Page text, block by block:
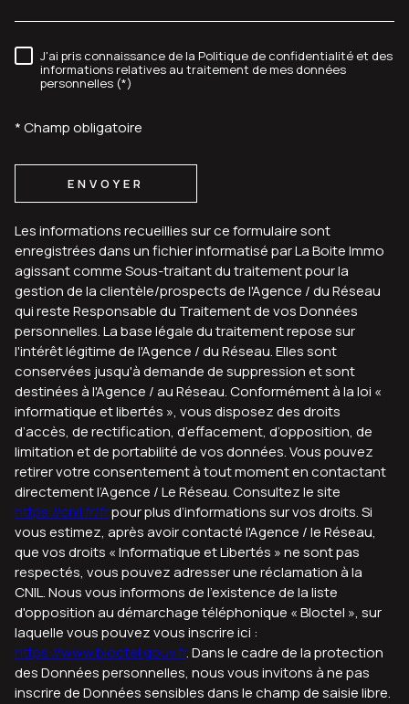
RÈGLEMENTATION
J'ai pris connaissance de la Politique de confidentialité et des
informations relatives au traitement de mes données
personnelles (*)
* Champ obligatoire
ENVOYER
Les informations recueillies sur ce formulaire sont
enregistrées dans un fichier informatisé par La Boite Immo
agissant comme Sous-traitant du traitement pour la
gestion de la clientèle/prospects de l'Agence / du Réseau
qui reste Responsable du Traitement de vos Données
personnelles. La base légale du traitement repose sur
l'intérêt légitime de l'Agence / du Réseau. Elles sont
conservées jusqu'à demande de suppression et sont
destinées à l'Agence / au Réseau. Conformément à la loi «
informatique et libertés », vous disposez des droits
d’accès, de rectification, d’effacement, d’opposition, de
limitation et de portabilité de vos données. Vous pouvez
retirer votre consentement à tout moment en contactant
directement l’Agence / Le Réseau. Consultez le site
https://cnil.fr/frpour plus d’informations sur vos droits. Si
vous estimez, après avoir contacté l'Agence / le Réseau,
que vos droits « Informatique et Libertés » ne sont pas
respectés, vous pouvez adresser une réclamation à la
CNIL. Nous vous informons de l’existence de la liste
d'opposition au démarchage téléphonique « Bloctel », sur
laquelle vous pouvez vous inscrire ici :
https://www.bloctel.gouv.fr. Dans le cadre de la protection
des Données personnelles, nous vous invitons à ne pas
inscrire de Données sensibles dans le champ de saisie libre.